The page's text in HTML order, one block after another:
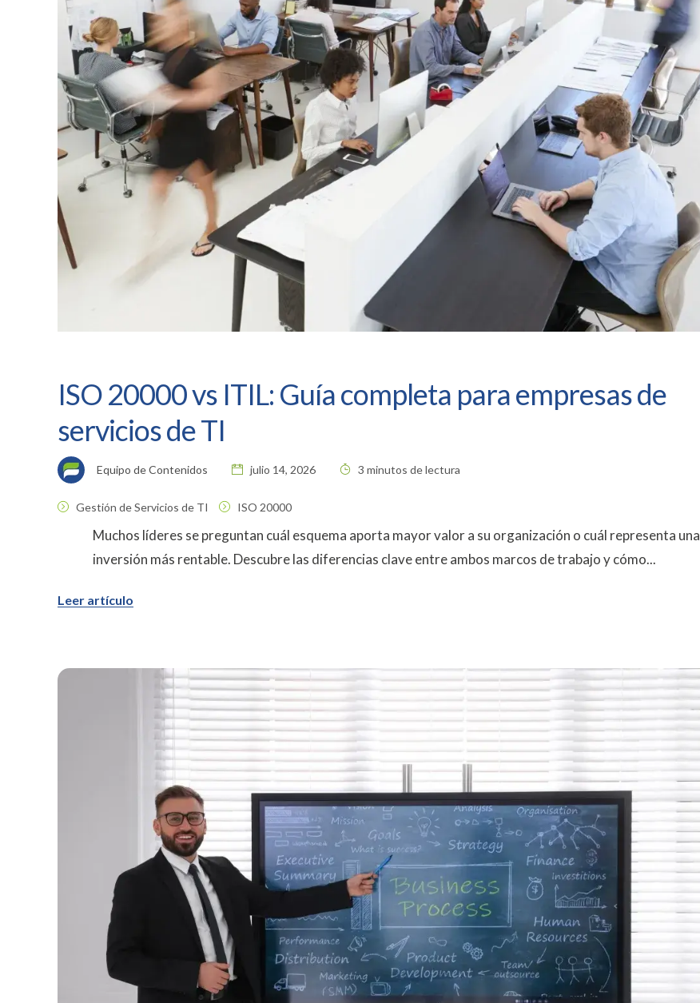
ISO 20000 vs ITIL: Guía completa para empresas de
servicios de TI
Equipo de Contenidos julio 14, 2026 3 minutos de lectura
Gestión de Servicios de TI ISO 20000
Muchos líderes se preguntan cuál esquema aporta mayor valor a su organización o cuál representa una
inversión más rentable. Descubre las diferencias clave entre ambos marcos de trabajo y cómo...
Leer artículo